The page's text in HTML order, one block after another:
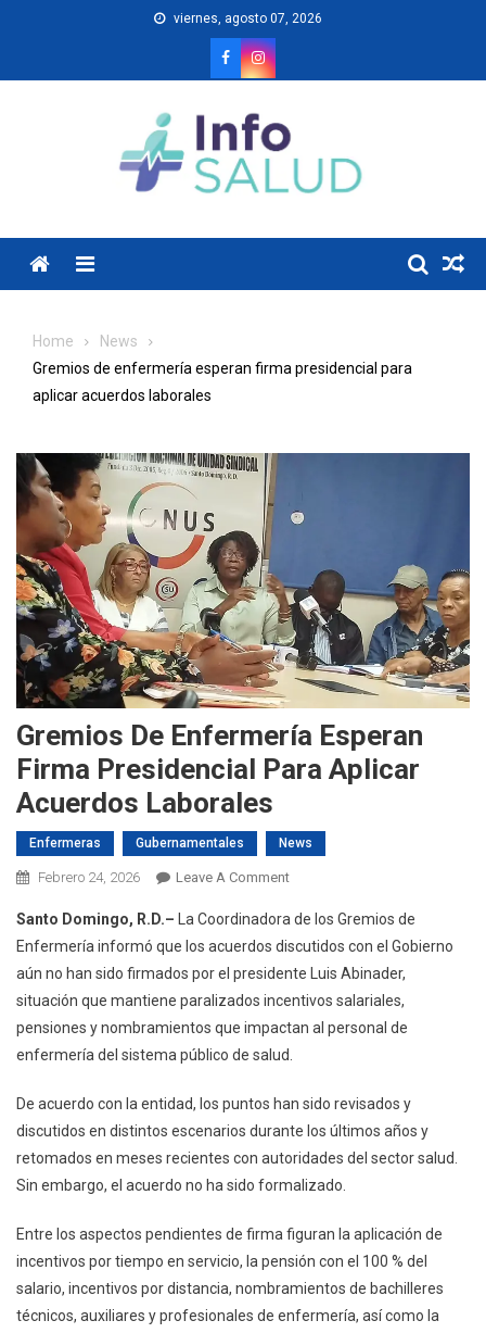
viernes, agosto 07, 2026
Menu
Home
News
Gremios de enfermería esperan firma presidencial para
aplicar acuerdos laborales
Gremios De Enfermería Esperan
Firma Presidencial Para Aplicar
Acuerdos Laborales
Enfermeras Gubernamentales News
Febrero 24, 2026 Leave A CommentOn
De
Enfermería
Esperan
Firma
Presidencial
Acuerdos
Laborales
Santo Domingo, R.D.– La Coordinadora de los Gremios de
Enfermería informó que los acuerdos discutidos con el Gobierno
aún no han sido firmados por el presidente
Luis Abinader,
situación que mantiene paralizados incentivos salariales,
pensiones y nombramientos que impactan al personal de
enfermería del sistema público de salud.
De acuerdo con la entidad, los puntos han sido revisados y
discutidos en distintos escenarios durante los últimos años y
retomados en meses recientes con autoridades del sector salud.
Sin embargo, el acuerdo no ha sido formalizado.
Entre los aspectos pendientes de firma figuran la aplicación de
incentivos por tiempo en servicio, la pensión con el 100 % del
salario, incentivos por distancia, nombramientos de bachilleres
técnicos, auxiliares y profesionales de enfermería, así como la